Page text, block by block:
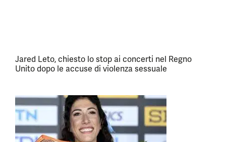
Jared Leto, chiesto lo stop ai concerti nel Regno
Unito dopo le accuse di violenza sessuale